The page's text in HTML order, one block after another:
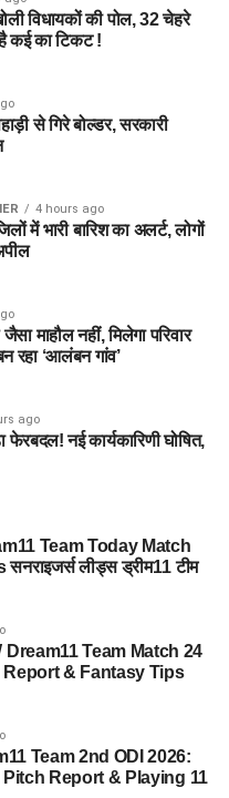
विधायकों की पोल, 32 चेहरे
कई का टिकट !
से गिरे बोल्डर, सरकारी
4 hours ago
में भारी बारिश का अलर्ट, लोगों
माहौल नहीं, मिलेगा परिवार
रहा ‘आलंबन गांव’
ago
नई कार्यकारिणी घोषित,
Team Today Match
सनराइजर्स लीड्स ड्रीम11 टीम
Dream11 Team Match 24
Report & Fantasy Tips
Team 2nd ODI 2026:
Report & Playing 11